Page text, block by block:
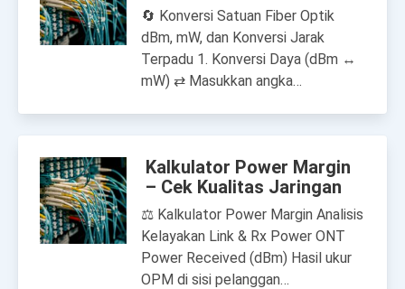
🔄 Konversi Satuan Fiber Optik
dBm, mW, dan Konversi Jarak
Terpadu 1. Konversi Daya (dBm ↔
mW) ⇄ Masukkan angka…
Kalkulator Power Margin
– Cek Kualitas Jaringan
⚖ Kalkulator Power Margin Analisis
Kelayakan Link & Rx Power ONT
Power Received (dBm) Hasil ukur
OPM di sisi pelanggan…